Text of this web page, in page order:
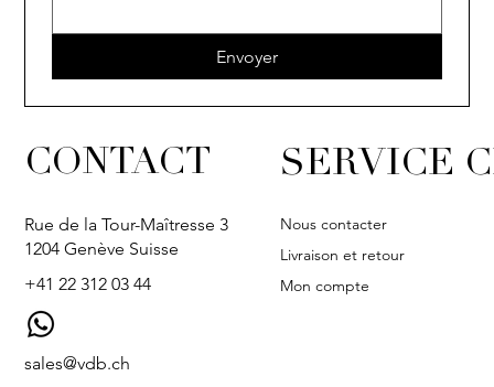
Envoyer
CONTACT
Rue de la Tour-Maîtresse 3
1204 Genève Suisse
+41 22 312 03 44
sales@vdb.ch
SERVICE
Nous contacter
Livraison et retour
Mon compte